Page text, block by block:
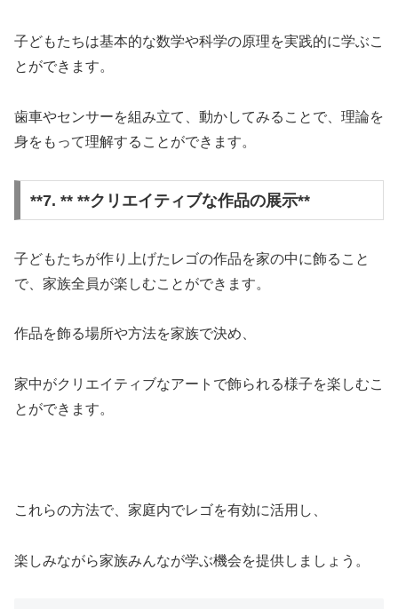
子どもたちは基本的な数学や科学の原理を実践的に学ぶこ
とができます。
歯車やセンサーを組み立て、動かしてみることで、理論を
身をもって理解することができます。
**7. ** **クリエイティブな作品の展示**
子どもたちが作り上げたレゴの作品を家の中に飾ること
で、家族全員が楽しむことができます。
作品を飾る場所や方法を家族で決め、
家中がクリエイティブなアートで飾られる様子を楽しむこ
とができます。
これらの方法で、家庭内でレゴを有効に活用し、
楽しみながら家族みんなが学ぶ機会を提供しましょう。